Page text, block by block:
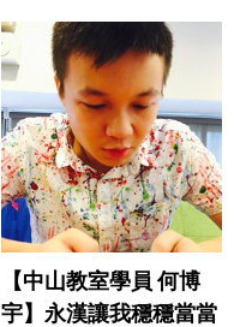
【中山教室學員 何博
宇】永漢讓我穩穩當當